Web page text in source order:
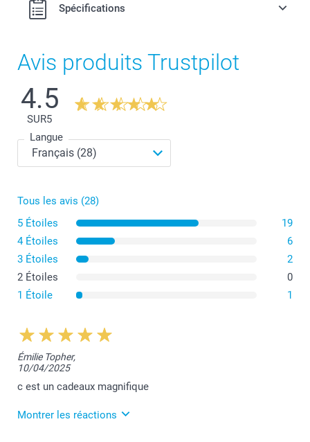
Spécifications
Avis produits Trustpilot
4.5
SUR5
Langue
Tous les avis (28)
5 Étoiles
19
4 Étoiles
6
3 Étoiles
2
2 Étoiles
0
1 Étoile
1
Émilie Topher,
10/04/2025
c est un cadeaux magnifique
Montrer les réactions